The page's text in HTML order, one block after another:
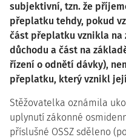
subjektivní, tzn. že
přeplatku tehdy, pokud
část přeplatku vznikla
důchodu a část na
řízení o odnětí dávky),
přeplatku, který vznikl
Stěžovatelka oznámila
uplynutí zákonné
příslušné OSSZ sděleno